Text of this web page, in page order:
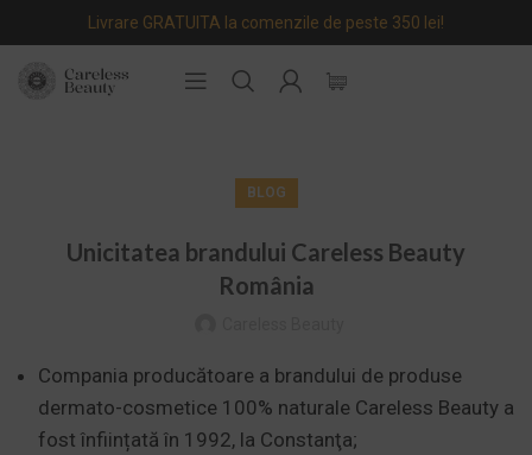
Livrare GRATUITA la comenzile de peste 350 lei!
BLOG
Unicitatea brandului Careless Beauty
România
Compania producătoare a brandului de produse
dermato-cosmetice 100% naturale Careless Beauty a
fost înființată în 1992, la Constanţa;